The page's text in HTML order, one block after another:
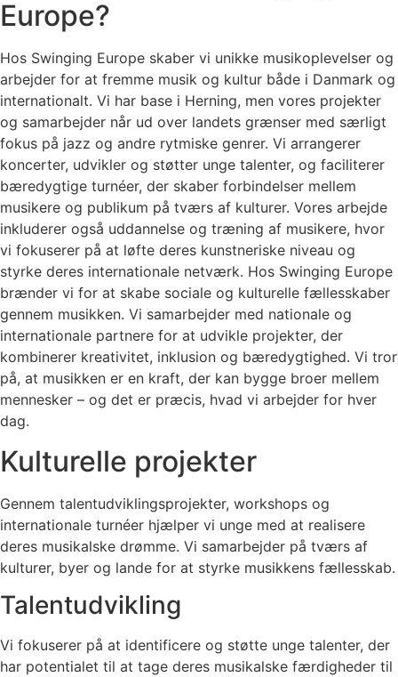
Europe?​
Hos Swinging Europe skaber vi unikke musikoplevelser og
arbejder for at fremme musik og kultur både i Danmark og
internationalt. Vi har base i Herning, men vores projekter
og samarbejder når ud over landets grænser med særligt
fokus på jazz og andre rytmiske genrer. Vi arrangerer
koncerter, udvikler og støtter unge talenter, og faciliterer
bæredygtige turnéer, der skaber forbindelser mellem
musikere og publikum på tværs af kulturer. Vores arbejde
inkluderer også uddannelse og træning af musikere, hvor
vi fokuserer på at løfte deres kunstneriske niveau og
styrke deres internationale netværk. Hos Swinging Europe
brænder vi for at skabe sociale og kulturelle fællesskaber
gennem musikken. Vi samarbejder med nationale og
internationale partnere for at udvikle projekter, der
kombinerer kreativitet, inklusion og bæredygtighed. Vi tror
på, at musikken er en kraft, der kan bygge broer mellem
mennesker – og det er præcis, hvad vi arbejder for hver
dag.
Kulturelle projekter
Gennem talentudviklingsprojekter, workshops og
internationale turnéer hjælper vi unge med at realisere
deres musikalske drømme. Vi samarbejder på tværs af
kulturer, byer og lande for at styrke musikkens fællesskab.
Talentudvikling
Vi fokuserer på at identificere og støtte unge talenter, der
har potentialet til at tage deres musikalske færdigheder til